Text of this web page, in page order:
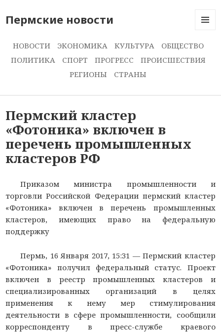
Пермские новости
И
НОВОСТИ ЭКОНОМИКА КУЛЬТУРА
ОБЩЕСТВО
ПОЛИТИКА
СПОРТ ПРОГРЕСС
ПРОИСШЕСТВИЯ
РЕГИОНЫ
СТРАНЫ
Пермский кластер
«Фотоника» включен в
перечень промышленных
кластеров РФ
Приказом министра промышленности и
торговли Российской Федерации пермский кластер
«Фотоника» включен в перечень промышленных
кластеров, имеющих право на федеральную
поддержку
Пермь, 16 Января 2017, 15:31 —Пермский кластер
«Фотоника» получил федеральный статус. Проект
включен в реестр промышленных кластеров и
специализированных организаций в целях
применения к нему мер стимулирования
деятельности в сфере промышленности, сообщили
корреспонденту в пресс-службе краевого